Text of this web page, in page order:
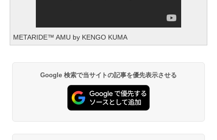
METARIDE™ AMU by KENGO KUMA
Google 検索で当サイトの記事を優先表示させる